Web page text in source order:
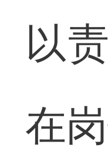
以
在